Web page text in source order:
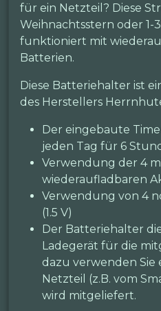
für ein Netzteil? Diese
Weihnachtsstern oder 1-
funktioniert mit
Batterien.
Diese Batteriehalter ist
des Herstellers
Der eingebaute
jeden Tag für 6
Verwendung der 4
wiederaufladbaren
Verwendung von 4
(1.5 V)
Der Batteriehalter
Ladegerät für die
dazu verwenden Sie
Netzteil (z.B. vom
wird mitgeliefert.